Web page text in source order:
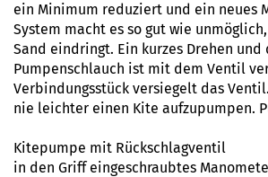
ein Minimum reduziert und ein neues
System macht es so gut wie
Sand eindringt. Ein kurzes Drehen und
Pumpenschlauch ist mit dem Ventil
Verbindungsstück versiegelt das
nie leichter einen Kite aufzupumpen.
Kitepumpe mit Rückschlagventil
in den Griff eingeschraubtes